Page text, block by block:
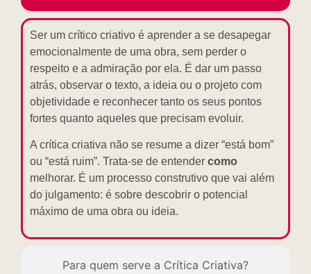
Para quem serve a Crítica Criativa?
Ser um crítico criativo é aprender a se desapegar
emocionalmente de uma obra, sem perder o
respeito e a admiração por ela. É dar um passo
atrás, observar o texto, a ideia ou o projeto com
objetividade e reconhecer tanto os seus pontos
fortes quanto aqueles que precisam evoluir.
A crítica criativa não se resume a dizer “está bom”
ou “está ruim”. Trata-se de entender como
melhorar. É um processo construtivo que vai além
do julgamento: é sobre descobrir o potencial
máximo de uma obra ou ideia.